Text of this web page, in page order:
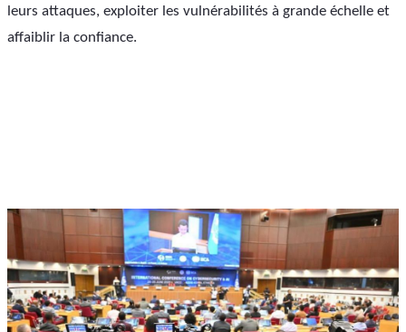
leurs attaques, exploiter les vulnérabilités à grande échelle et
affaiblir la confiance.